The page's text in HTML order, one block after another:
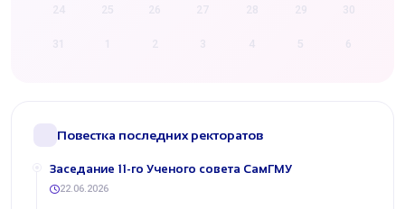
29 30
4 5 6
Повестка последних ректоратов
​Заседание 11-го Ученого совета СамГМУ
22.06.2026